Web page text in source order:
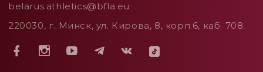
belarus.athletics@bfla.eu
220030, г. Минск, ул. Кирова, 8, корп.6, каб. 708.